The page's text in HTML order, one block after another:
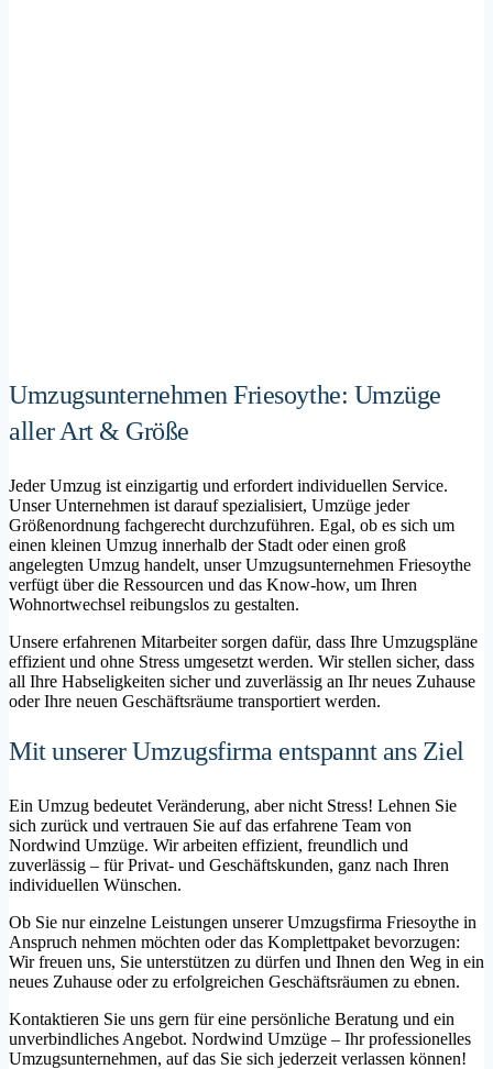
Umzugsunternehmen Friesoythe: Umzüge
aller Art & Größe
Jeder Umzug ist einzigartig und erfordert individuellen Service.
Unser Unternehmen ist darauf spezialisiert, Umzüge jeder
Größenordnung fachgerecht durchzuführen. Egal, ob es sich um
einen kleinen Umzug innerhalb der Stadt oder einen groß
angelegten Umzug handelt, unser Umzugsunternehmen Friesoythe
verfügt über die Ressourcen und das Know-how, um Ihren
Wohnortwechsel reibungslos zu gestalten.
Unsere erfahrenen Mitarbeiter sorgen dafür, dass Ihre Umzugspläne
effizient und ohne Stress umgesetzt werden. Wir stellen sicher, dass
all Ihre Habseligkeiten sicher und zuverlässig an Ihr neues Zuhause
oder Ihre neuen Geschäftsräume transportiert werden.
Mit unserer Umzugsfirma entspannt ans Ziel
Ein Umzug bedeutet Veränderung, aber nicht Stress! Lehnen Sie
sich zurück und vertrauen Sie auf das erfahrene Team von
Nordwind Umzüge. Wir arbeiten effizient, freundlich und
zuverlässig – für Privat- und Geschäftskunden, ganz nach Ihren
individuellen Wünschen.
Ob Sie nur einzelne Leistungen unserer Umzugsfirma Friesoythe in
Anspruch nehmen möchten oder das Komplettpaket bevorzugen:
Wir freuen uns, Sie unterstützen zu dürfen und Ihnen den Weg in ein
neues Zuhause oder zu erfolgreichen Geschäftsräumen zu ebnen.
Kontaktieren Sie uns gern für eine persönliche Beratung und ein
unverbindliches Angebot. Nordwind Umzüge – Ihr professionelles
Umzugsunternehmen, auf das Sie sich jederzeit verlassen können!